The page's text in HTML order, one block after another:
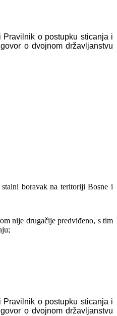
Pravilnik o postupku sticanja i
o dvojnom državljanstvu
stalni boravakna teritoriji Bosne i
nije drugačije predviđeno, s tim
Pravilnik o postupku sticanja i
o dvojnom državljanstvu